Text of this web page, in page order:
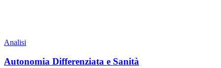
Analisi
Autonomia Differenziata e Sanità